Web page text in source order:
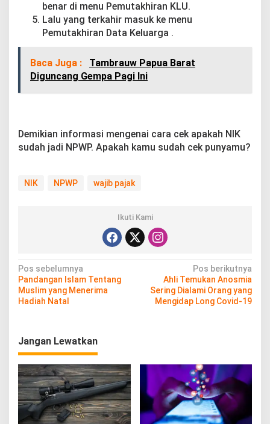
benar di menu Pemutakhiran KLU.
Lalu yang terkahir masuk ke menu
Pemutakhiran Data Keluarga .
Baca Juga :
Tambrauw Papua Barat
Diguncang Gempa Pagi Ini
Demikian informasi mengenai cara cek apakah NIK
sudah jadi NPWP. Apakah kamu sudah cek punyamu?
NIK NPWP wajib pajak
Ikuti Kami
N
a
v
g
a
s
i
p
Pos sebelumnya
Pandangan Islam Tentang
Muslim yang Menerima
Hadiah Natal
Pos berikutnya
Ahli Temukan Anosmia
Sering Dialami Orang yang
Mengidap Long Covid-19
Jangan Lewatkan